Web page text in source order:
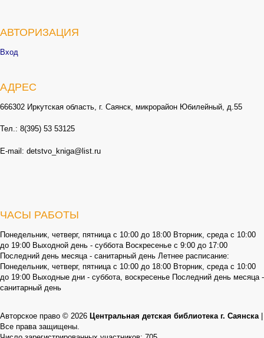
АВТОРИЗАЦИЯ
Вход
АДРЕС
666302 Иркутская область, г. Саянск, микрорайон Юбилейный, д.55
Тел.: 8(395) 53 53125
E-mail: detstvo_kniga@list.ru
ЧАСЫ РАБОТЫ
Понедельник, четверг, пятница с 10:00 до 18:00 Вторник, среда с 10:00
до 19:00 Выходной день - суббота Воскресенье с 9:00 до 17:00
Последний день месяца - санитарный день Летнее расписание:
Понедельник, четверг, пятница с 10:00 до 18:00 Вторник, среда с 10:00
до 19:00 Выходные дни - суббота, воскресенье Последний день месяца -
санитарный день
Авторское право © 2026 Центральная детская библиотека г. Саянска
Все права защищены.